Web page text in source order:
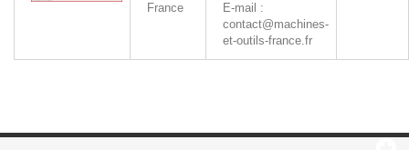
France
E-mail :
contact@machines-
et-outils-france.fr